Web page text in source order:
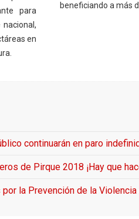
para
en
beneficiando a más
continuarán en paro
de Pirque 2018 ¡Hay que
la Prevención de la Violencia